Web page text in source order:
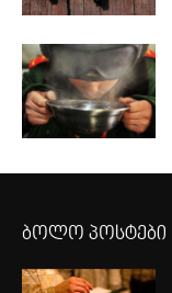
ბოლო პოსტები